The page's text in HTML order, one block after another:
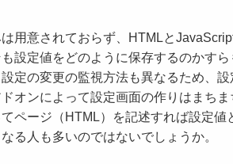
用意されておらず、HTMLと
設定値をどのように保存するのかすら
定の変更の監視方法も異なるため、設
オンによって設定画面の作りはまちま
ページ（HTML）を記述すれば設定値
る人も多いのではないでしょうか。